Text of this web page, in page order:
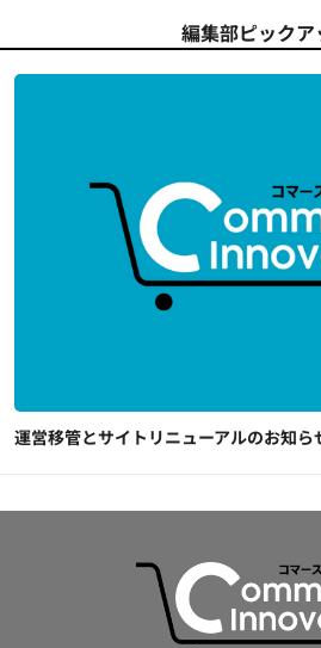
編集部ピックア
運営移管とサイトリニューアルのお知ら